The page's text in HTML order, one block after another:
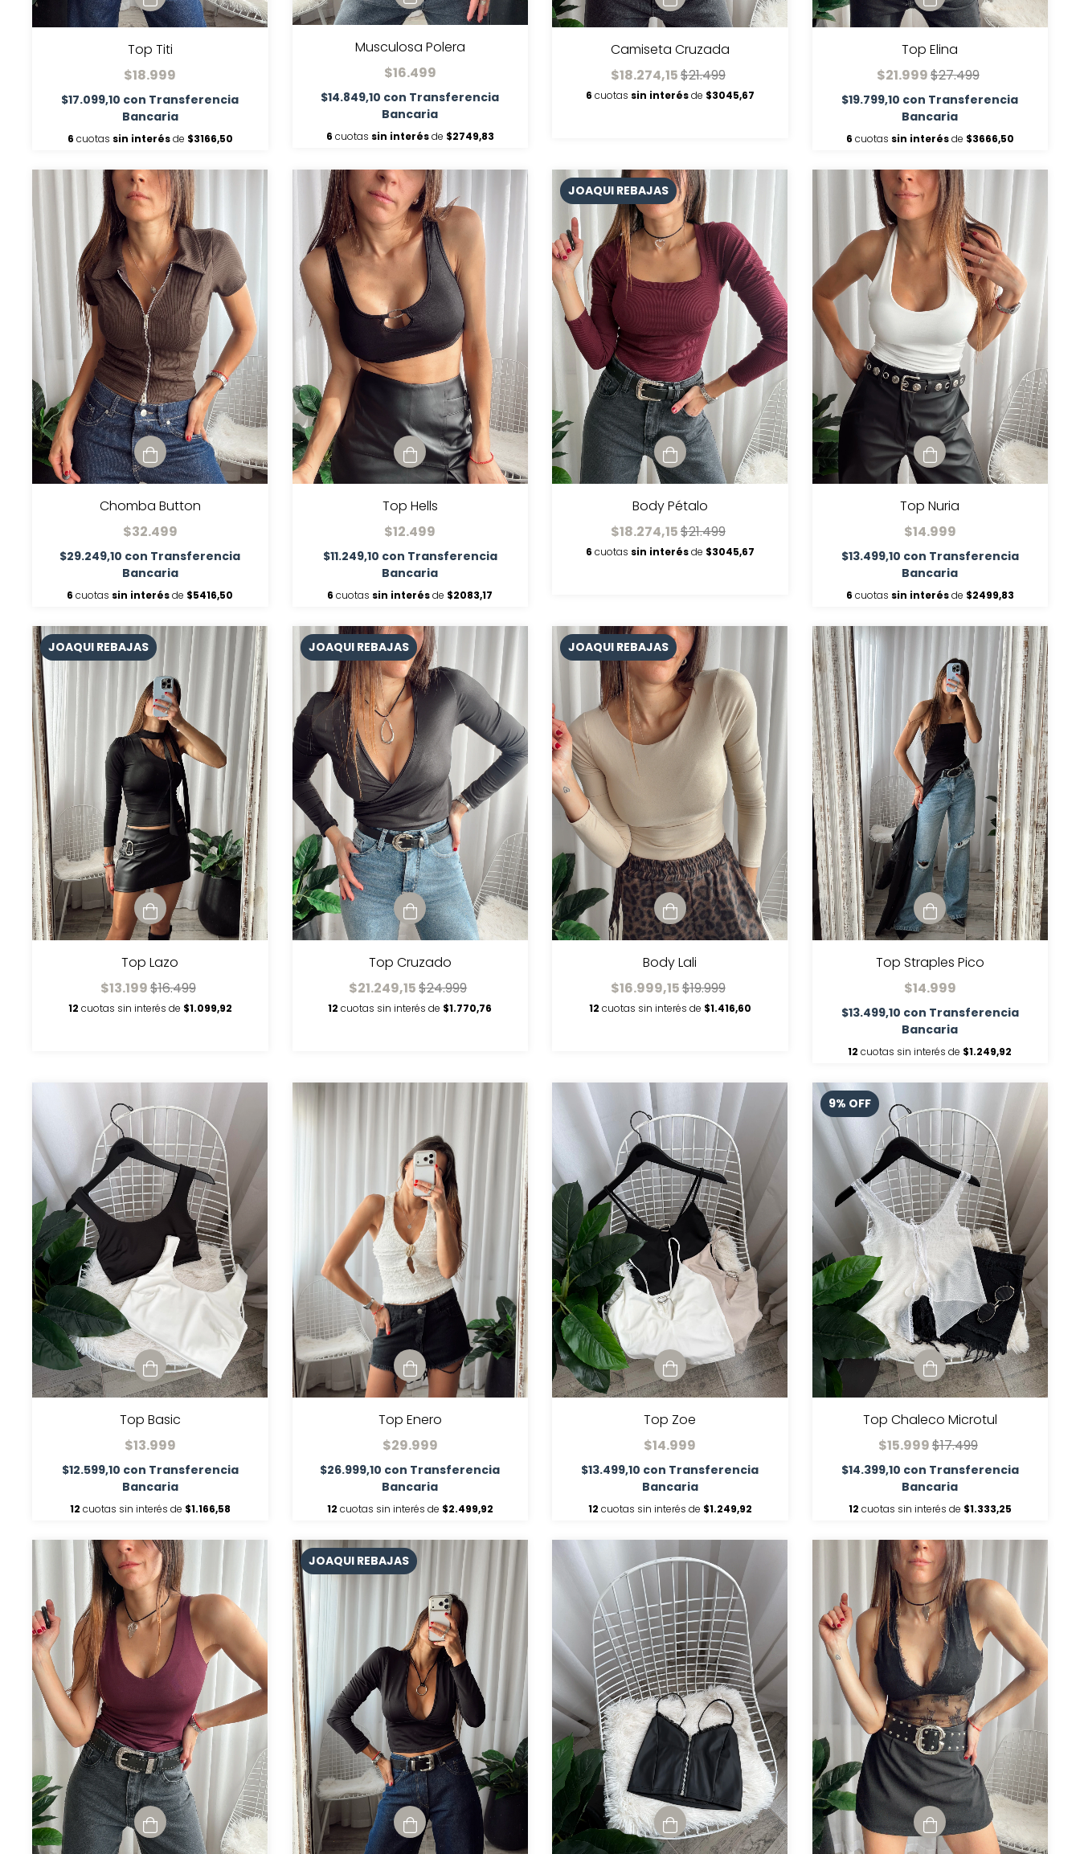
Top Titi
$18.999
$17.099,10 con Transferencia
Bancaria
6 cuotas sin interésde $3166,50
Musculosa Polera
$16.499
$14.849,10 con Transferencia
Bancaria
6 cuotas sin interésde $2749,83
Camiseta Cruzada
$18.274,15$21.499
6 cuotas sin interésde $3045,67
Top Elina
$21.999$27.499
$19.799,10 con Transferencia
Bancaria
6 cuotas sin interésde $3666,50
Chomba Button
$32.499
$29.249,10 con Transferencia
Bancaria
6 cuotas sin interésde $5416,50
Top Hells
$12.499
$11.249,10 con Transferencia
Bancaria
6 cuotas sin interésde $2083,17
JOAQUI REBAJAS
Body Pétalo
$18.274,15$21.499
6 cuotas sin interésde $3045,67
Top Nuria
$14.999
$13.499,10 con Transferencia
Bancaria
6 cuotas sin interésde $2499,83
JOAQUI REBAJAS
Top Lazo
$13.199$16.499
12 cuotas sin interés de $1.099,92
JOAQUI REBAJAS
Top Cruzado
$21.249,15$24.999
12 cuotas sin interés de $1.770,76
JOAQUI REBAJAS
Body Lali
$16.999,15$19.999
12 cuotas sin interés de $1.416,60
Top Straples Pico
$14.999
$13.499,10 con Transferencia
Bancaria
12 cuotas sin interés de $1.249,92
Top Basic
$13.999
$12.599,10 con Transferencia
Bancaria
12 cuotas sin interés de $1.166,58
Top Enero
$29.999
$26.999,10 con Transferencia
Bancaria
12 cuotas sin interés de $2.499,92
Top Zoe
$14.999
$13.499,10 con Transferencia
Bancaria
12 cuotas sin interés de $1.249,92
9% OFF
Top Chaleco Microtul
$15.999$17.499
$14.399,10 con Transferencia
Bancaria
12 cuotas sin interés de $1.333,25
JOAQUI REBAJAS